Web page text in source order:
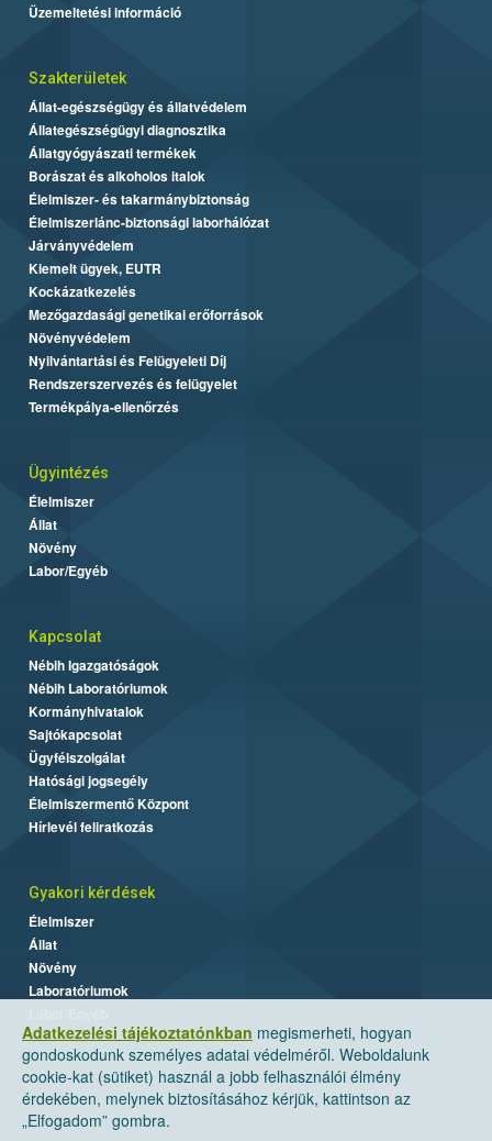
Adatkezelési tájékoztatónkban megismerheti, hogyan
gondoskodunk személyes adatai védelméről. Weboldalunk
cookie-kat (sütiket) használ a jobb felhasználói élmény
érdekében, melynek biztosításához kérjük, kattintson az
„Elfogadom” gombra.
Üzemeltetési információ
Szakterületek
Állat-egészségügy és állatvédelem
Állategészségügyi diagnosztika
Állatgyógyászati termékek
Borászat és alkoholos italok
Élelmiszer- és takarmánybiztonság
Élelmiszerlánc-biztonsági laborhálózat
Járványvédelem
Kiemelt ügyek, EUTR
Kockázatkezelés
Mezőgazdasági genetikai erőforrások
Növényvédelem
Nyilvántartási és Felügyeleti Díj
Rendszerszervezés és felügyelet
Termékpálya-ellenőrzés
Ügyintézés
Élelmiszer
Állat
Növény
Labor/Egyéb
Kapcsolat
Nébih Igazgatóságok
Nébih Laboratóriumok
Kormányhivatalok
Sajtókapcsolat
Ügyfélszolgálat
Hatósági jogsegély
Élelmiszermentő Központ
Hírlevél feliratkozás
Gyakori kérdések
Élelmiszer
Állat
Növény
Laboratóriumok